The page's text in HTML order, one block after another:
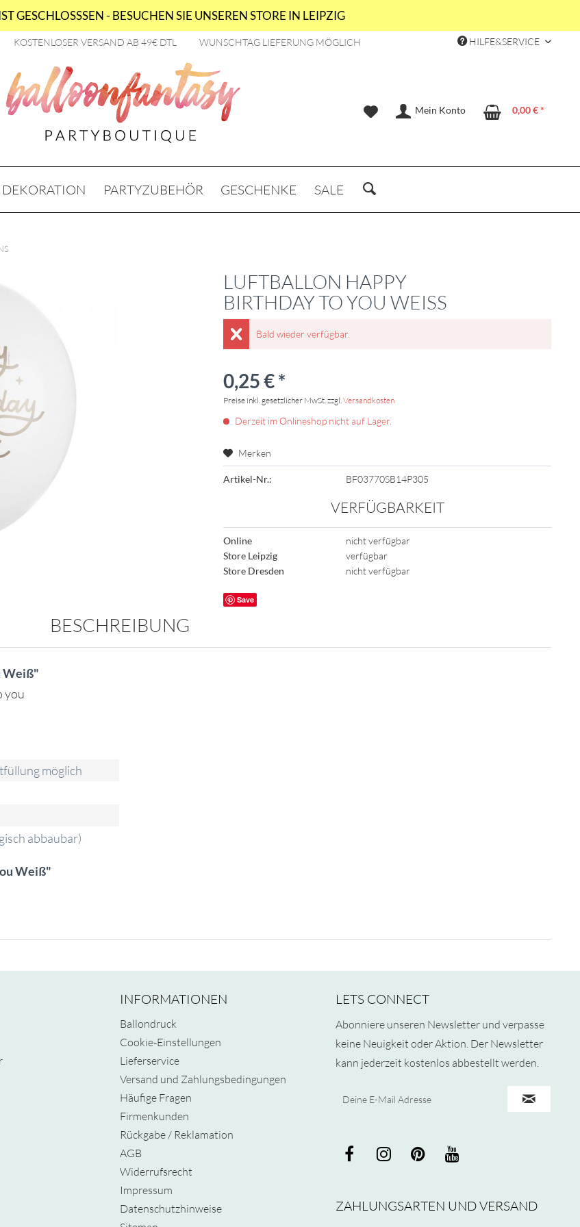
GESCHLOSSSEN - BESUCHEN SIE UNSEREN STORE IN LEIPZIG
KOSTENLOSER VERSAND AB 49€ DTL WUNSCHTAG LIEFERUNG MÖGLICH HILFE&SERVICE
Mein Konto 0,00 € *
DEKORATION PARTYZUBEHÖR GESCHENKE SALE
LUFTBALLON HAPPY
BIRTHDAY TO YOU WEISS
Bald wieder verfügbar.
0,25 € *
Preise inkl. gesetzlicher MwSt. zzgl.Versandkosten
Derzeit im Onlineshop nicht auf Lager.
Merken
Artikel-Nr.: BF03770SB14P305
VERFÜGBARKEIT
Online
nicht verfügbar
Store Leipzig
verfügbar
Store Dresden
nicht verfügbar
Save
BESCHREIBUNG
Weiß"
you
möglich
abbaubar)
Weiß"
INFORMATIONEN
Ballondruck
Cookie-Einstellungen
Lieferservice
Versand und Zahlungsbedingungen
Häufige Fragen
Firmenkunden
Rückgabe / Reklamation
AGB
Widerrufsrecht
Impressum
Datenschutzhinweise
LETS CONNECT
Abonniere unseren Newsletter und verpasse
keine Neuigkeit oder Aktion. Der Newsletter
kann jederzeit kostenlos abbestellt werden.
ZAHLUNGSARTEN UND VERSAND